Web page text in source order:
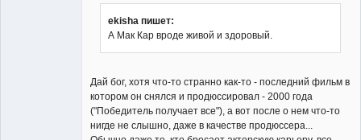
ekisha пишет:
А Мак Кар вроде живой и здоровый.
Дай бог, хотя что-то странно как-то - последний фильм в
котором он снялся и продюссировал - 2000 года
("Победитель получает все"), а вот после о нем что-то
нигде не слышно, даже в качестве продюссера...